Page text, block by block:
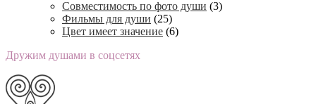
Совместимость по фото души (3)
Фильмы для души (25)
Цвет имеет значение (6)
Дружим душами в соцсетях